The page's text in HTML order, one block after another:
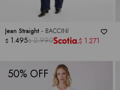
Jean Straight - BACCINI
$ 1.495$ 2.990 $ 1.271
50